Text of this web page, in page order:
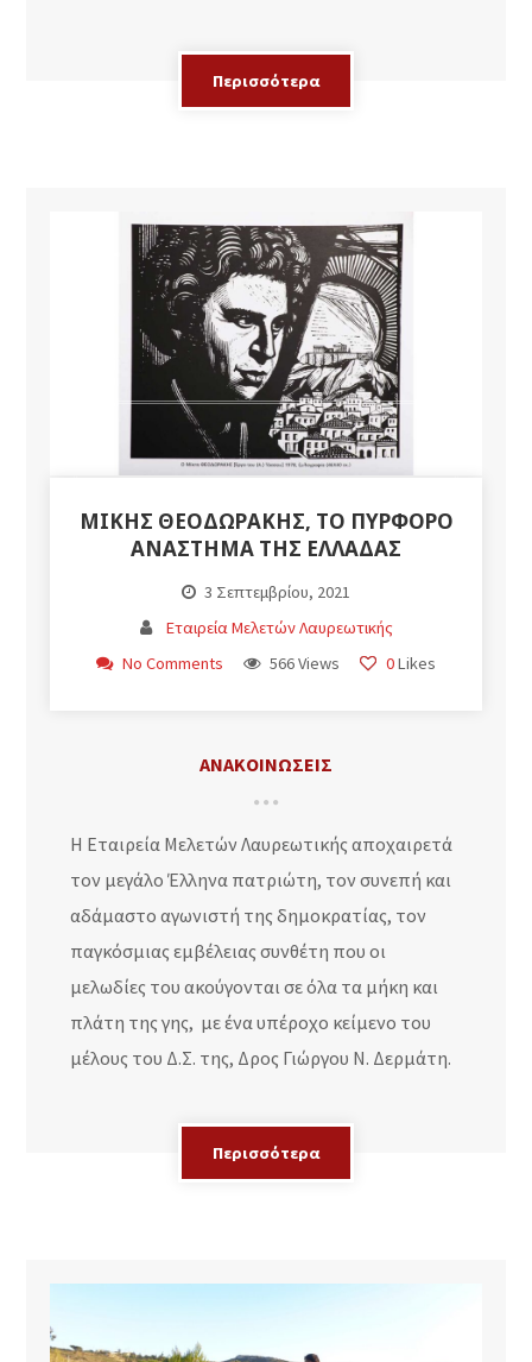
Περισσότερα
ΜΙΚΗΣ ΘΕΟΔΩΡΑΚΗΣ, ΤΟ ΠΥΡΦΟΡΟ
ΑΝΑΣΤΗΜΑ ΤΗΣ ΕΛΛΑΔΑΣ
3 Σεπτεμβρίου, 2021
Εταιρεία Μελετών Λαυρεωτικής
No Comments
566 Views 0Likes
ΑΝΑΚΟΙΝΩΣΕΙΣ
Η Εταιρεία Μελετών Λαυρεωτικής αποχαιρετά
τον μεγάλο Έλληνα πατριώτη, τον συνεπή και
αδάμαστο αγωνιστή της δημοκρατίας, τον
παγκόσμιας εμβέλειας συνθέτη που οι
μελωδίες του ακούγονται σε όλα τα μήκη και
πλάτη της γης, με ένα υπέροχο κείμενο του
μέλους του Δ.Σ. της, Δρος Γιώργου Ν. Δερμάτη.
Περισσότερα